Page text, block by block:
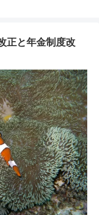
正と年金制度改